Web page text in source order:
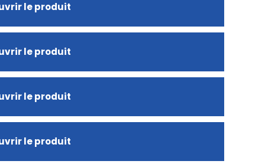
le produit
le produit
le produit
le produit